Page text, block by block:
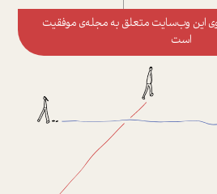
این وب‌سایت متعلق به مجله‌ی موفقیت
است